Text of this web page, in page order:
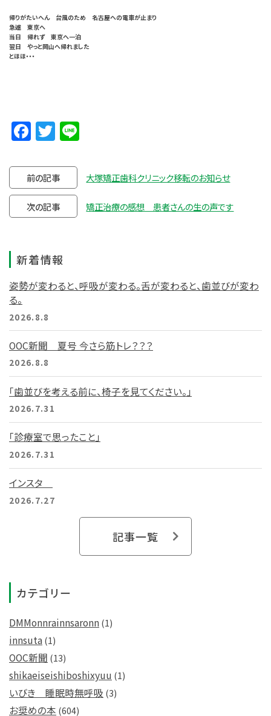
帰りがたいへん 台風のため 名古屋への電車が止まり
急遽 東京へ
当日 帰れず 東京へ一泊
翌日 やっと岡山へ帰れました
とほほ・・・
Facebook
Twitter
前の記事 大塚矯正歯科クリニック移転のお知らせ
次の記事 矯正治療の感想 患者さんの生の声です
新着情報
姿勢が変わると、呼吸が変わる。舌が変わると、歯並びが変わ
る。
2026.8.8
OOC新聞 夏号 今さら筋トレ？？？
2026.8.8
「歯並びを考える前に、椅子を見てください。」
2026.7.31
「診療室で思ったこと」
2026.7.31
インスタ
2026.7.27
記事一覧
カテゴリー
DMMonnrainnsaronn(1)
innsuta(1)
OOC新聞 (13)
shikaeiseishiboshixyuu (1)
いびき 睡眠時無呼吸 (3)
お奨めの本 (604)